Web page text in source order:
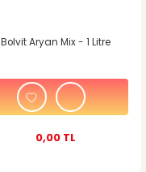
Bolvit Aryan Mix - 1 Litre
0,00 TL